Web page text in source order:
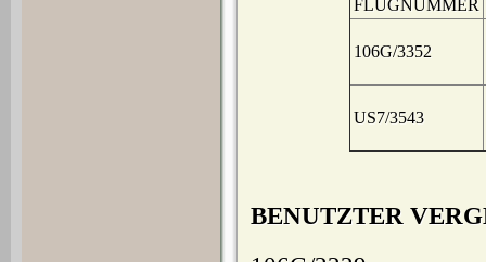
FLUGNUMMER
106G/3352
US7/3543
BENUTZTER